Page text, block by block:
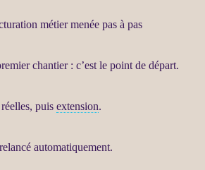
métier menée pas à pas
chantier : c’est le point de départ.
réelles, puisextension.
automatiquement.